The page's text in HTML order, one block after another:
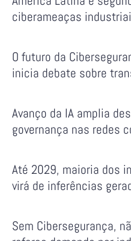
ciberameaças
O futuro da
inicia debate sobre
Avanço da IA amplia
governança nas redes
Até 2029, maioria dos
virá de inferências
Sem Cibersegurança,